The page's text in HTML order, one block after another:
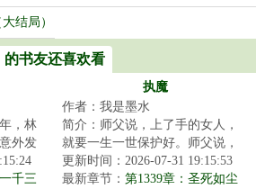
结局）
书友还喜欢看
，林
外发
论功
千三
执魔
作者：我是墨水
简介：师父说，上了手的女人，
就要一生一世保护好。师父说，
修魔很难，一入魔道永不回头。
师父说，天圆地...
更新时间：2026-07-31 19:15:53
最新章节： 第1339章：圣死如尘